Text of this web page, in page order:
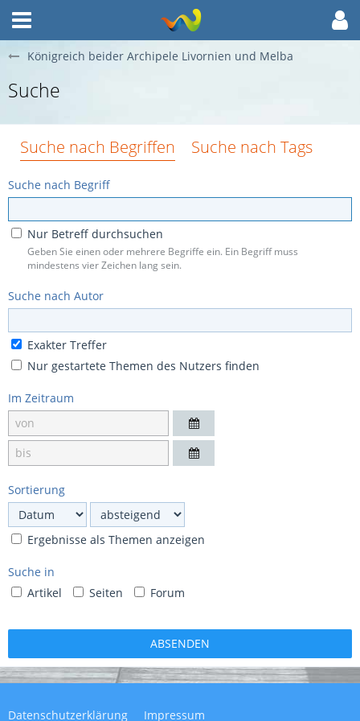
Königreich beider Archipele Livornien und Melba
Suche
Suche nach Begriffen Suche nach Tags
Suche nach Begriff
Nur Betreff durchsuchen
Geben Sie einen oder mehrere Begriffe ein. Ein Begriff muss
mindestens vier Zeichen lang sein.
Suche nach Autor
Exakter Treffer
Nur gestartete Themen des Nutzers finden
Im Zeitraum
Sortierung
Ergebnisse als Themen anzeigen
Suche in
Artikel
Seiten Forum
Datenschutzerklärung Impressum